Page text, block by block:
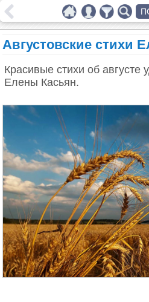
Августовские стихи
Красивые стихи об августе
Елены Касьян.